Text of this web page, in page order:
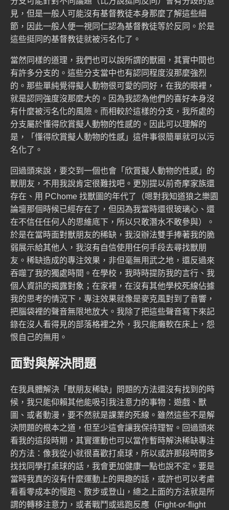
見，但是一般人可能沒有基督教徒本身那麼了解這些細
節，因此一般人便一視同仁認為基督教徒等於反同。於是
這些挺同的基督教徒就被污名化了。
當然同樣的道理，我們也可以說所謂的獸圈，其實中間也
有許多分支的。這些分支當中也有認同程度沒那麼強烈
的。那些單純覺得擬人動物很可愛的同好，在我的眼裡，
就是認同強度沒那麼大的。因為我認為他們的喜好本身沒
有什麼被污名化的風險。而相較於這樣的分支，我所處的
分支屬於懂得欣賞擬人動物的性感的。因此可以理解的
是，「懂得欣賞擬人動物的性感」這件事很簡單就可以污
名化了。
回過頭來說，要交到一個也會「欣賞擬人動物的性感」的
獸朋友，不用我說肯定很難找吧。更別提以前奇摩家族還
存在、用 PChome 找獸圖的年代了（嗯對我知道狼之樂園
論壇那個時候已經存在了，但因為我當時還很玻璃心、還
在不信任任何人的思維底下，所以只敢潛水不敢參與）。
於是在當時面對獸朋友的稀缺，我沒辦法雙手捧著我的脆
弱展示給其他人，我沒有自信使用任何手段去尋找獸朋
友。稀缺造成的專注效果，非但毫無用武之地，還反過來
吞噬了我的獨處時間。在學校，我時時提防我的言行、我
個人資訊的揭露對象；在家裡，在沒有其他學校死線佔據
我的思考的情況下，專注效果就像是麥克風對到了音響，
把腦袋裡的聲音無限地放大。我除了把這些聲音寫下來記
錄在沒人看得見的部落格裡之外，我只能癱軟在床上，怨
恨自己的無用。
面對與解決問題
在我具體解決「獸朋友稀缺」問題的方法還沒有找到的時
候，我只能仰賴其他能吸引我注意力的事物：遊戲、獸
圖、或者動漫，要不然就是課業的死線。雖然這些不是解
決問題的根本之道，但至少這會讓我保持理智。回過頭來
看我的這段時期，其實運動也可以當作暫時解決稀缺專注
的方法：像我從小就很喜歡打桌球，所以或許那段時間多
找找同學打桌球的話，我會更加健康一點也說不定。要是
當時我真的沒有什麼運動上的興趣的話，或許也可以考慮
看看零成本的慢跑、散步或登山，總之上面的方法就是所
謂的轉移注意力，或者戰鬥或逃跑反應（ Fight-or-flight